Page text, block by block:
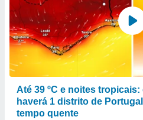
Até 39 ºC e noites
haverá 1 distrito de
tempo quente